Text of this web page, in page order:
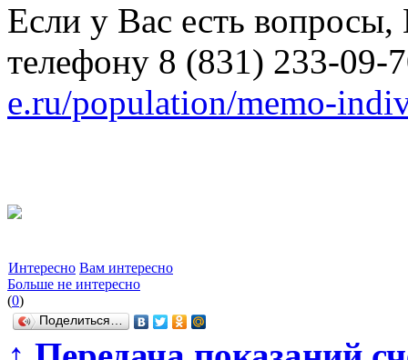
Если у Вас есть
телефону 8 (831) 233-09-
e.ru/population/memo-
Интересно Вам интересно
Больше не интересно
(0)
Поделиться…